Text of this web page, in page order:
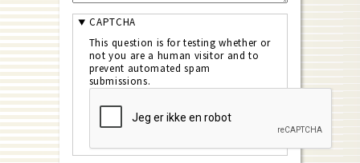
CAPTCHA
This question is for testing whether or
not you are a human visitor and to
prevent automated spam
submissions.